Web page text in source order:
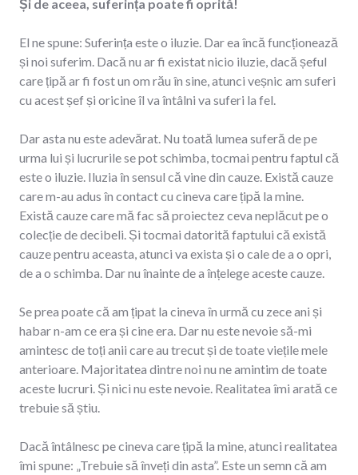
Și de aceea, suferința poate fi oprită!
El ne spune: Suferința este o iluzie. Dar ea încă funcționează
și noi suferim. Dacă nu ar fi existat nicio iluzie, dacă șeful
care țipă ar fi fost un om rău în sine, atunci veșnic am suferi
cu acest șef și oricine îl va întâlni va suferi la fel.
Dar asta nu este adevărat. Nu toată lumea suferă de pe
urma lui și lucrurile se pot schimba, tocmai pentru faptul că
este o iluzie. Iluzia în sensul că vine din cauze. Există cauze
care m-au adus în contact cu cineva care țipă la mine.
Există cauze care mă fac să proiectez ceva neplăcut pe o
colecție de decibeli. Și tocmai datorită faptului că există
cauze pentru aceasta, atunci va exista și o cale de a o opri,
de a o schimba. Dar nu înainte de a înțelege aceste cauze.
Se prea poate că am țipat la cineva în urmă cu zece ani și
habar n-am ce era și cine era. Dar nu este nevoie să-mi
amintesc de toți anii care au trecut și de toate viețile mele
anterioare. Majoritatea dintre noi nu ne amintim de toate
aceste lucruri. Și nici nu este nevoie. Realitatea îmi arată ce
trebuie să știu.
Dacă întâlnesc pe cineva care țipă la mine, atunci realitatea
îmi spune: „Trebuie să înveți din asta”. Este un semn că am